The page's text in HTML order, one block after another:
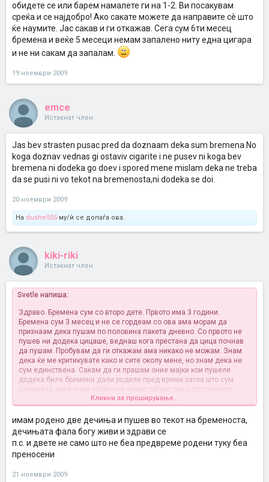
обидете се или барем намалете ги на 1-2. Ви посакувам
среќа и се најдобро! Ако сакате можете да направите сè што
ќе наумите. Јас сакав и ги откажав. Сега сум 6ти месец
бремена и веќе 5 месеци немам запалено ниту една цигара
и не ни сакам да запалам.
19 ноември 2009
emce
Истакнат член
Jas bev strasten pusac pred da doznaam deka sum bremena.No
koga doznav vednas gi ostaviv cigarite i ne pusev ni koga bev
bremena ni dodeka go doev i spored mene mislam deka ne treba
da se pusi ni vo tekot na bremenosta,ni dodeka se doi.
20 ноември 2009
На dushe555 му/ѝ се допаѓа ова.
kiki-riki
Истакнат член
Svetle напиша:
Здраво. Бремена сум со второ дете. Првото има 3 години.
Бремена сум 3 месец и не се гордеам со ова ама морам да
признаам дека пушам по половина пакета дневно. Со првото не
пушев ни додека цицаше, веднаш кога престана да цица почнав
да пушам. Пробувам да ги откажам ама никако не можам. Знам
дека ќе ме критикувате како и сите околу мене, но знам дека не
сум единствена. Сакам да ги прашам оние мајки кои пушеле
додека биле бремени дали родиле пред време затоа што сум
слушнала дека оние мајки кои пушат раѓаат пред посочениот
термин. Споделете дали вие сте имале вакво искуство.
Кликни за проширување...
имам родено две дечиња и пушев во текот на бременоста,
дечињата фала богу живи и здрави се
п.с. и двете не само што не беа предвреме родени туку беа
преносени
21 ноември 2009